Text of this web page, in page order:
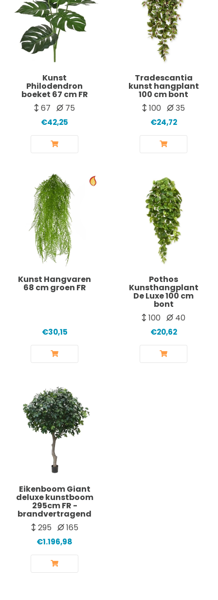
Kunst
Philodendron
boeket 67 cm FR
67
75
€42,25
Tradescantia
kunst hangplant
100 cm bont
100
35
€24,72
Kunst Hangvaren
68 cm groen FR
€30,15
Pothos
Kunsthangplant
De Luxe 100 cm
bont
100
40
€20,62
Eikenboom Giant
deluxe kunstboom
295cm FR -
brandvertragend
295
165
€1.196,98